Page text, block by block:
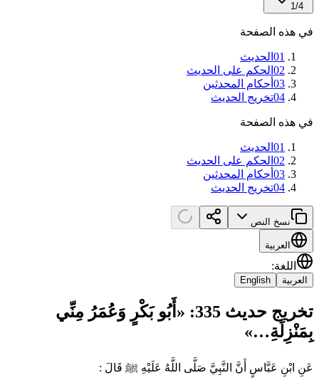
1/4
في هذه الصفحة
01 الحديث
02 الحكم على الحديث
03 أحكام المحدثين
04تخريج الحديث
في هذه الصفحة
01 الحديث
02 الحكم على الحديث
03 أحكام المحدثين
04تخريج الحديث
نسخ النص
العربية
اللغة:
العربية English
تخريج حديث 335: «أَبُو بَكْرٍ ‌وَعُمَرُ ‌مِنِّي
‌بِمَنْزِلَةِ…»
عَنِ ابْنِ عَبَّاسٍ أَنَّ النَّبِيَّ صَلَّى اللَّهُ عَلَيْهِ ﷺ قَالَ :